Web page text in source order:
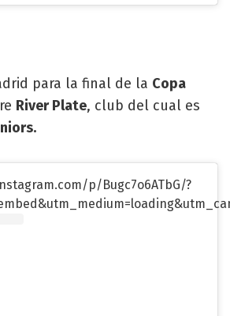
para la final de la Copa
River Plate, club del cual es
p/Bugc7o6ATbG/?